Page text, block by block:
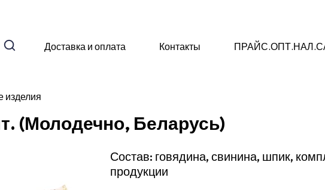
Доставка и оплата Контакты
изделия
(Молодечно, Беларусь)
Состав: говядина, свинина, шпик,
продукции